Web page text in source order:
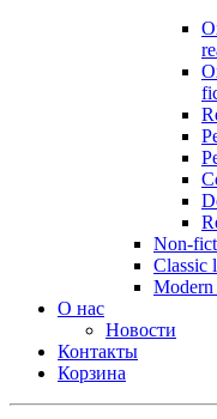
Non-
Classic
Modern
О нас
Новости
Контакты
Корзина